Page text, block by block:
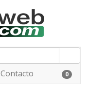
Contacto 0